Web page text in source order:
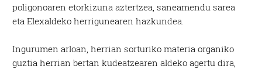
poligonoaren etorkizuna aztertzea, saneamendu sarea
eta Elexaldeko herrigunearen hazkundea.
Ingurumen arloan, herrian sorturiko materia organiko
guztia herrian bertan kudeatzearen aldeko agertu dira,